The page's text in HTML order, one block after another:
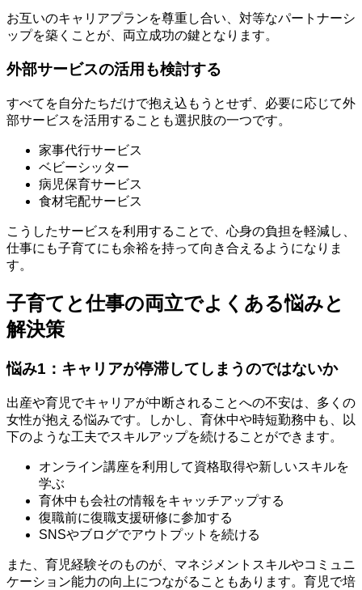
お互いのキャリアプランを尊重し合い、対等なパートナーシ
ップを築くことが、両立成功の鍵となります。
外部サービスの活用も検討する
すべてを自分たちだけで抱え込もうとせず、必要に応じて外
部サービスを活用することも選択肢の一つです。
家事代行サービス
ベビーシッター
病児保育サービス
食材宅配サービス
こうしたサービスを利用することで、心身の負担を軽減し、
仕事にも子育てにも余裕を持って向き合えるようになりま
す。
子育てと仕事の両立でよくある悩みと
解決策
悩み1：キャリアが停滞してしまうのではないか
出産や育児でキャリアが中断されることへの不安は、多くの
女性が抱える悩みです。しかし、育休中や時短勤務中も、以
下のような工夫でスキルアップを続けることができます。
オンライン講座を利用して資格取得や新しいスキルを
学ぶ
育休中も会社の情報をキャッチアップする
復職前に復職支援研修に参加する
SNSやブログでアウトプットを続ける
また、育児経験そのものが、マネジメントスキルやコミュニ
ケーション能力の向上につながることもあります。育児で培